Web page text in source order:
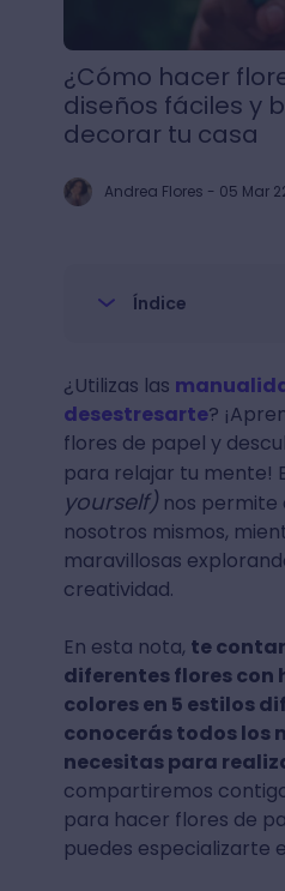
¿Cómo hacer
diseños fáciles y
decorar tu casa
Andrea Flores - 05 Mar
Índice
¿Utilizas las
desestresarte?
flores de papel y
para relajar tu mente!
yourself)nos permite
nosotros mismos,
maravillosas
creatividad.
En esta nota, te
diferentes flores con
colores en 5 estilos
conocerás todos los
necesitas para
compartiremos
para hacer flores de
puedes especializarte